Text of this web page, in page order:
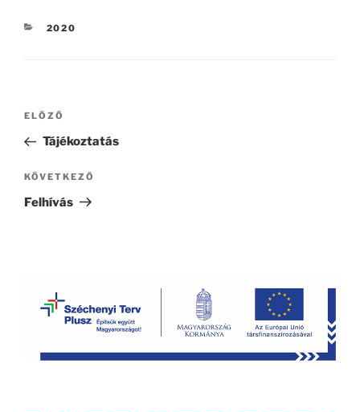
KATEGÓRIÁK
2020
Bejegyzés
Korábbi
bejegyzés
ELŐZŐ
Tájékoztatás
Következő
bejegyzés
KÖVETKEZŐ
Felhívás